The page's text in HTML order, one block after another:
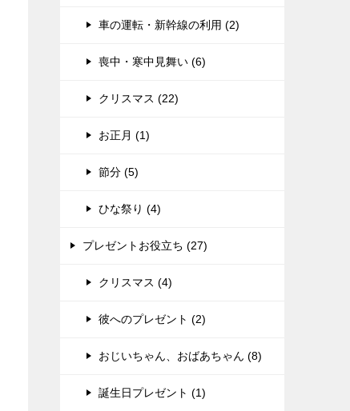
車の運転・新幹線の利用 (2)
喪中・寒中見舞い (6)
クリスマス (22)
お正月 (1)
節分 (5)
ひな祭り (4)
プレゼントお役立ち (27)
クリスマス (4)
彼へのプレゼント (2)
おじいちゃん、おばあちゃん (8)
誕生日プレゼント (1)